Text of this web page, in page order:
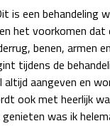
is een behandeling
het voorkomen dat
benen, armen
tijdens de
aangeven en
ook met heerlijk
was ik